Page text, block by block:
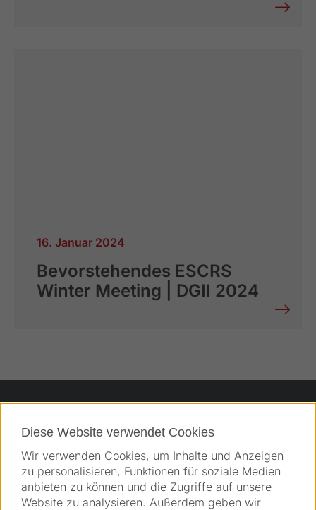
16. Januar 2024
Bevorstehendes ESCRS
Winter Meeting | DGII 2024
Direkteinstieg
Lösungen
Diese Website verwendet Cookies
Wir verwenden Cookies, um Inhalte und Anzeigen
zu personalisieren, Funktionen für soziale Medien
anbieten zu können und die Zugriffe auf unsere
Website zu analysieren. Außerdem geben wir